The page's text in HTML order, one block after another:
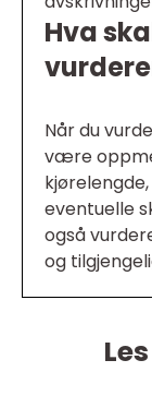
Hva
Når du
være
eventuelle
også
og